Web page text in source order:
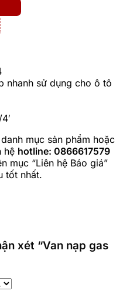
nhanh sử dụng cho ô tô
mục sản phẩm hoặc
hệ hotline: 0866617579
mục “Liên hệ Báo giá”
tốt nhất.
xét “Van nạp gas